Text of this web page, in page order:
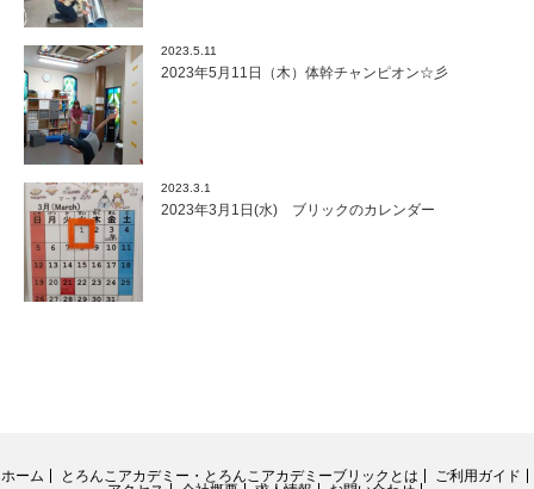
2023.5.11
2023年5月11日（木）体幹チャンピオン☆彡
2023.3.1
2023年3月1日(水) ブリックのカレンダー
ホーム とろんこアカデミー・とろんこアカデミーブリックとは
ご利用ガイド